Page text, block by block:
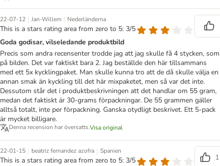
22-07-12 | Jan-Willem | Nederländerna
This is a stars rating area from zero to 5: 3/5
Goda godisar, vilseledande produktbild
Precis som andra recensenter trodde jag att jag skulle få 4 stycken, som
på bilden. Det var faktiskt bara 2. Jag beställde den här tillsammans
med ett 5x kycklingpaket. Man skulle kunna tro att de då skulle välja en
annan smak än kyckling till det här mixpaketet, men så var det inte.
Dessutom står det i produktbeskrivningen att det handlar om 55 gram,
medan det faktiskt är 30-grams förpackningar. De 55 grammen gäller
alltså totalt, inte per förpackning. Ganska otydligt beskrivet. Ett 5-pack
är mycket billigare.
Denna recension har översatts.Visa original
22-01-15 | beatriz fernandez azofra | Spanien
This is a stars rating area from zero to 5: 3/5
1